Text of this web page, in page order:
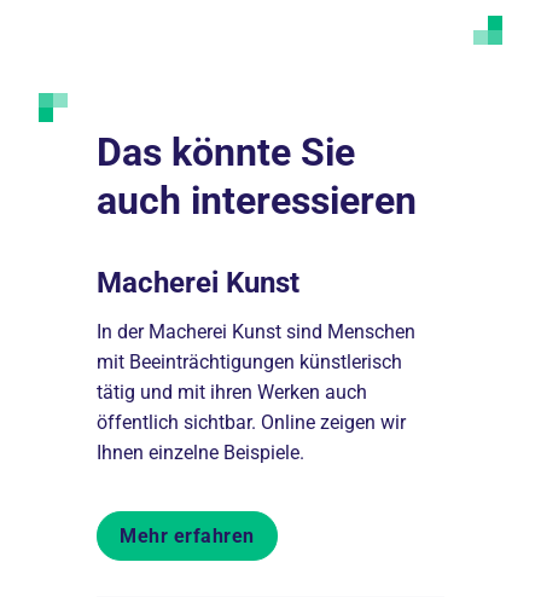
Das könnte Sie
auch interessieren
Macherei Kunst
In der Macherei Kunst sind Menschen
mit Beeinträchtigungen künstlerisch
tätig und mit ihren Werken auch
öffentlich sichtbar. Online zeigen wir
Ihnen einzelne Beispiele.
Mehr erfahren